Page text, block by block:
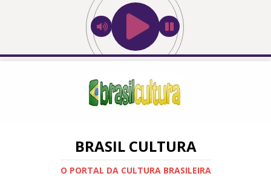
BRASIL CULTURA
O PORTAL DA CULTURA BRASILEIRA